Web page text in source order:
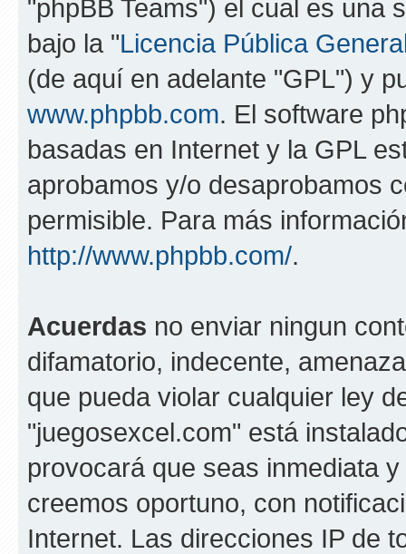
"phpBB Teams") el cual es una
bajo la "Licencia Pública
(de aquí en adelante "GPL") y
www.phpbb.com. El software
basadas en Internet y la GPL
aprobamos y/o desaprobamos
permisible. Para más
http://www.phpbb.com/.
Acuerdas no enviar ningun
difamatorio, indecente,
que pueda violar cualquier ley
"juegosexcel.com" está
provocará que seas inmediata
creemos oportuno, con
Internet. Las direcciones IP de